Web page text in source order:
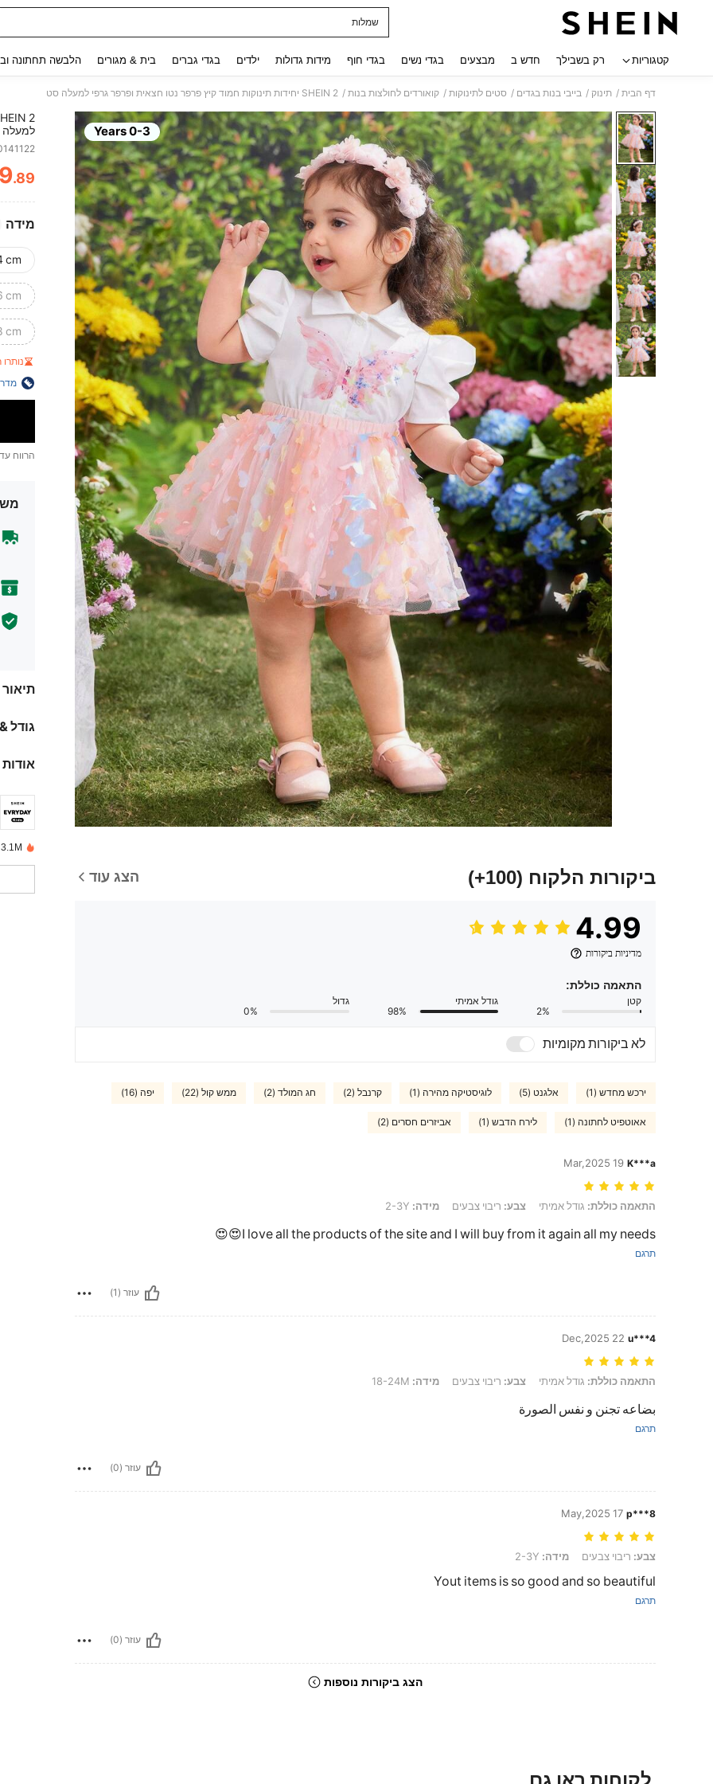
שמלות
קטגוריות רק בשבילך חדש ב מבצעים בגדי נשים בגדי חוף מידות גדולות ילדים בגדי גברים בית & מגורים הלבשה תחתונה
דף הבית / תינוק / בייבי בנות בגדים / סטים לתינוקות / קואורדים לחולצות בנות / SHEIN 2 יחידות תינוקות חמוד קיץ פרפר נטו חצאית ופרפר גרפי למעלה סט
0-3 Years
ביקורות הלקוח (100+) הצג עוד
4.99
מדיניות ביקורות
התאמה כוללת:
קטן
2%
גודל אמיתי
98%
גדול
0%
לא ביקורות מקומיות
ירכש מחדש (1) אלגנט (5) לוגיסטיקה מהירה (1) קרנבל (2) חג המולד (2) ממש קול (22) יפה (16)
אאוטפיט לחתונה (1) לירח הדבש (1) אביזרים חסרים (2)
K***a
19 Mar,2025
התאמה כוללת: גודל אמיתי, צבע: ריבוי צבעים, מידה: 2-3Y
התאמה כוללת: גודל אמיתי צבע: ריבוי צבעים מידה:
I love all the products of the site and I will buy from it again all my needs😍😍
תרגם
עוזר (1)
u***4
22 Dec,2025
התאמה כוללת: גודל אמיתי, צבע: ריבוי צבעים, מידה: 18-24M
התאמה כוללת: גודל אמיתי צבע: ריבוי צבעים מידה:
بضاعه تجنن و نفس الصورة
תרגם
עוזר (0)
p***8
17 May,2025
צבע: ריבוי צבעים, מידה: 2-3Y
צבע: ריבוי צבעים מידה:
Yout items is so good and so beautiful
תרגם
עוזר (0)
הצג ביקורות נוספות
למעלה
.89
מידה
cm)
cm)
cm)
נותרו
הרווח עד
תיאור
גודל
3.1M נמכרו לאחרונה